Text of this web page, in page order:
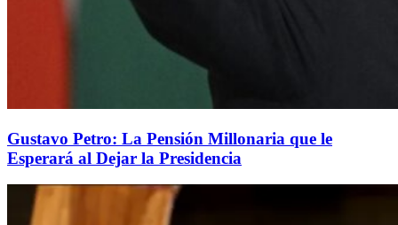
Gustavo Petro: La Pensión Millonaria que le
Esperará al Dejar la Presidencia